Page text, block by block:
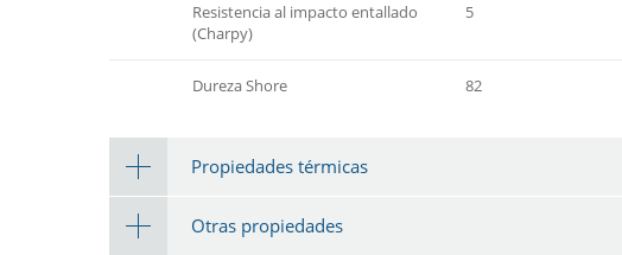
Resistencia al impacto entallado
(Charpy)
5
Dureza Shore 82
Propiedades térmicas
Otras propiedades